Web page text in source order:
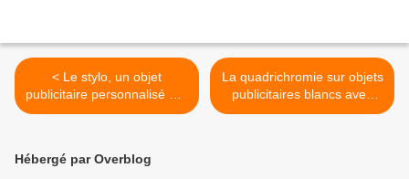
< Le stylo, un objet
publicitaire personnalisé par
Ricochet
La quadrichromie sur objets
publicitaires blancs avec
Ricochet >
Hébergé par Overblog